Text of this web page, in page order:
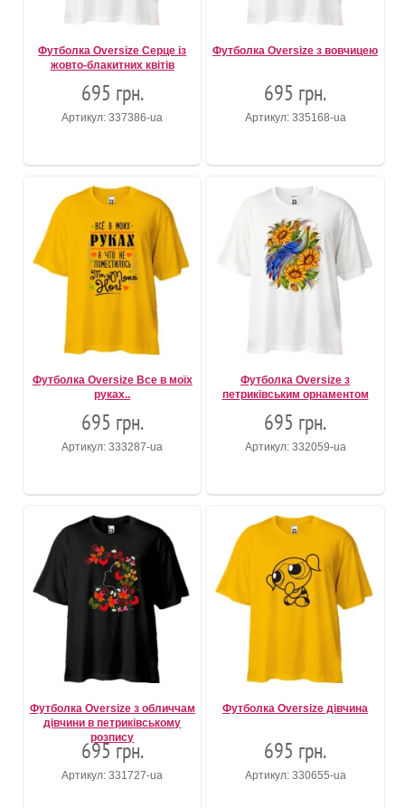
Футболка Oversize Серце із
жовто-блакитних квітів
695 грн.
Артикул: 337386-ua
Футболка Oversize з вовчицею
695 грн.
Артикул: 335168-ua
Футболка Oversize Все в моїх
руках..
695 грн.
Артикул: 333287-ua
Футболка Oversize з
петриківським орнаментом
695 грн.
Артикул: 332059-ua
Футболка Oversize з обличчам
дівчини в петриківському
розпису
695 грн.
Артикул: 331727-ua
Футболка Oversize дівчина
695 грн.
Артикул: 330655-ua